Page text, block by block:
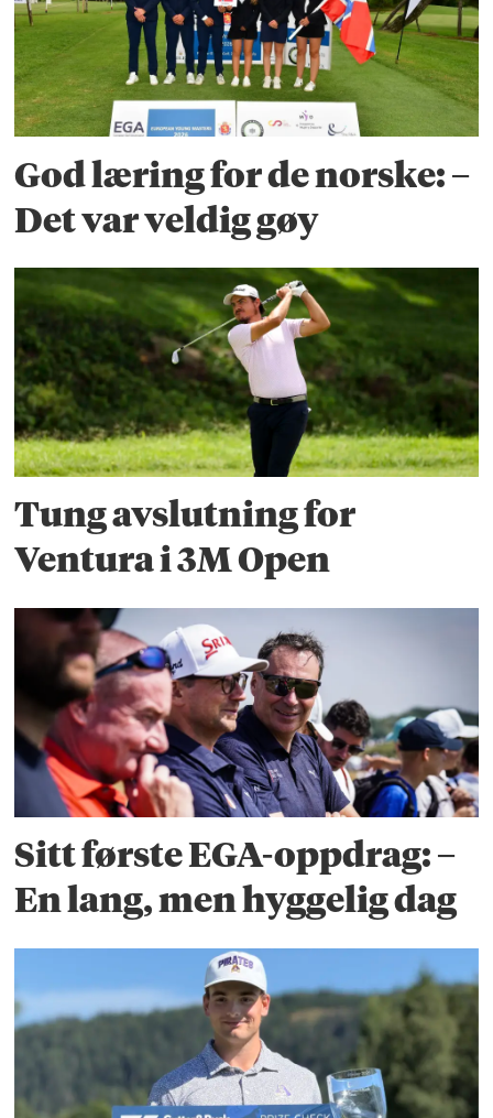
God læring for de norske: –
Det var veldig gøy
Tung avslutning for
Ventura i 3M Open
Sitt første EGA-oppdrag: –
En lang, men hyggelig dag